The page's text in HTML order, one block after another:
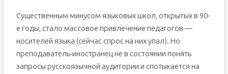
Существенным минусом языковых школ, открытых в 90-
е годы, стало массовое привлечение педагогов —
носителей языка (сейчас спрос на них упал). Но
преподаватель-иностранец не в состоянии понять
запросы русскоязычной аудитории и спотыкается на